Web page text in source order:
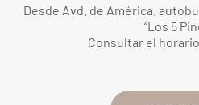
Desde Avd. de América.
“Los 5
Consultar el horario